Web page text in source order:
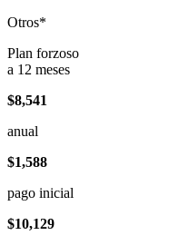
Otros*
Plan forzoso
a 12 meses
$8,541
anual
$1,588
pago inicial
$10,129